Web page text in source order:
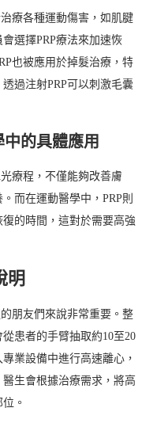
療各種運動傷害，如肌腱
選擇PRP療法來加速恢
也被應用於掉髮治療，特
過注射PRP可以刺激毛囊
的具體應用
療程，不僅能夠改善膚
而在運動醫學中，PRP則
的時間，這對於需要高強
明
朋友們來說非常重要。整
患者的手臂抽取約10至20
業設備中進行高速離心，
生會根據治療需求，將高
。